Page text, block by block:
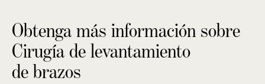
Obtenga más información sobre
Cirugía de levantamiento
de brazos